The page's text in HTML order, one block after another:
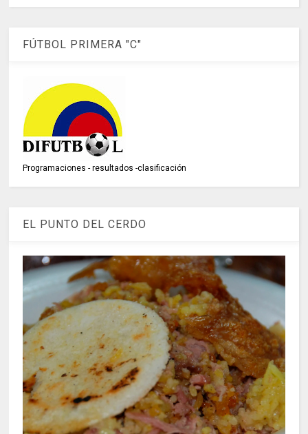
FÚTBOL PRIMERA "C"
Programaciones - resultados -clasificación
EL PUNTO DEL CERDO